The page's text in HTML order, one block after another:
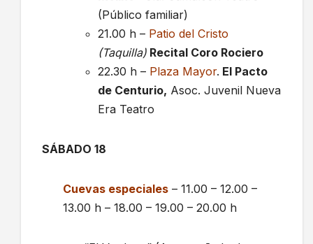
(Público familiar)
21.00 h – Patio del Cristo
(Taquilla) Recital Coro Rociero
22.30 h – Plaza Mayor. El Pacto
de Centurio, Asoc. Juvenil Nueva
Era Teatro
SÁBADO 18
Cuevas especiales – 11.00 – 12.00 –
13.00 h – 18.00 – 19.00 – 20.00 h